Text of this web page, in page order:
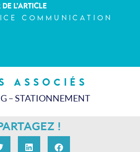
L’ARTICLE
COMMUNICATION
associés
–STATIONNEMENT
!